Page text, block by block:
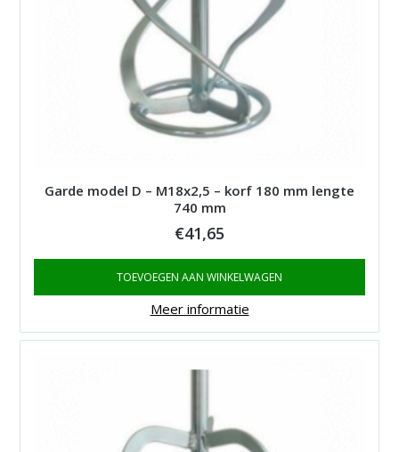
Garde model D – M18x2,5 – korf 180 mm lengte
740 mm
€41,65
TOEVOEGEN AAN WINKELWAGEN
Meer informatie